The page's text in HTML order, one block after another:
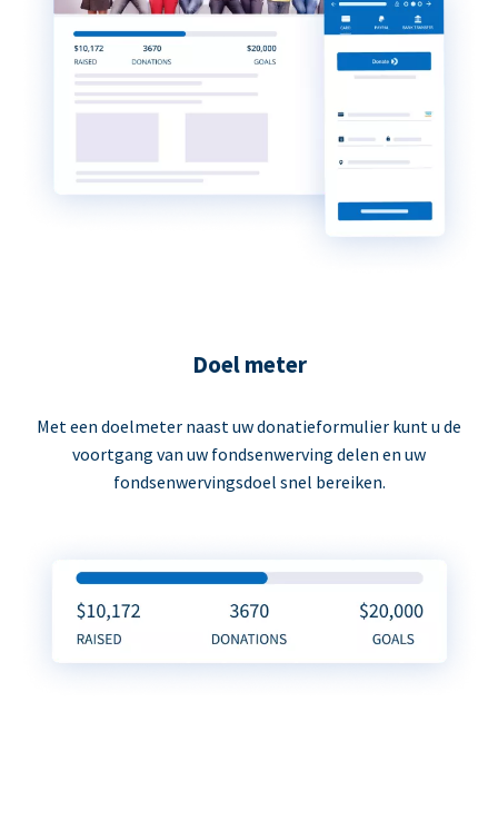
Doel meter
Met een doelmeter naast uw donatieformulier kunt u de
voortgang van uw fondsenwerving delen en uw
fondsenwervingsdoel snel bereiken.